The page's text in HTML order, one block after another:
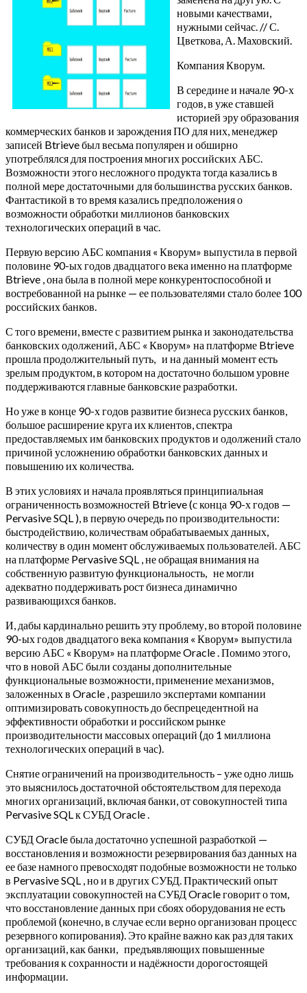
новыми качествами,
нужными сейчас. // С.
Цветкова, А. Маховский.
Компания Кворум.
В середине и начале 90-х
годов, в уже ставшей
историей эру образования
коммерческих банков и зарождения ПО для них, менеджер
записей Btrieve был весьма популярен и обширно
употреблялся для построения многих российских АБС.
Возможности этого несложного продукта тогда казались в
полной мере достаточными для большинства русских банков.
Фантастикой в то время казались предположения о
возможности обработки миллионов банковских
технологических операций в час.
Первую версию АБС компания « Кворум» выпустила в первой
половине 90-ых годов двадцатого века именно на платформе
Btrieve , она была в полной мере конкурентоспособной и
востребованной на рынке — ее пользователями стало более 100
российских банков.
С того времени, вместе с развитием рынка и законодательства
банковских одолжений, АБС « Кворум» на платформе Btrieve
прошла продолжительный путь, и на данный момент есть
зрелым продуктом, в котором на достаточно большом уровне
поддерживаются главные банковские разработки.
Но уже в конце 90-х годов развитие бизнеса русских банков,
большое расширение круга их клиентов, спектра
предоставляемых им банковских продуктов и одолжений стало
причиной усложнению обработки банковских данных и
повышению их количества.
В этих условиях и начала проявляться принципиальная
ограниченность возможностей Btrieve (с конца 90-х годов —
Pervasive SQL ), в первую очередь по производительности:
быстродействию, количествам обрабатываемых данных,
количеству в один момент обслуживаемых пользователей. АБС
на платформе Pervasive SQL , не обращая внимания на
собственную развитую функциональность, не могли
адекватно поддерживать рост бизнеса динамично
развивающихся банков.
И, дабы кардинально решить эту проблему, во второй половине
90-ых годов двадцатого века компания « Кворум» выпустила
версию АБС « Кворум» на платформе Oracle . Помимо этого,
что в новой АБС были созданы дополнительные
функциональные возможности, применение механизмов,
заложенных в Oracle , разрешило экспертами компании
оптимизировать совокупность до беспрецедентной на
эффективности обработки и российском рынке
производительности массовых операций (до 1 миллиона
технологических операций в час).
Снятие ограничений на производительность – уже одно лишь
это выяснилось достаточной обстоятельством для перехода
многих организаций, включая банки, от совокупностей типа
Pervasive SQL к СУБД Oracle .
СУБД Oracle была достаточно успешной разработкой —
восстановления и возможности резервирования баз данных на
ее базе намного превосходят подобные возможности не только
в Pervasive SQL , но и в других СУБД. Практический опыт
эксплуатации совокупностей на СУБД Oracle говорит о том,
что восстановление данных при сбоях оборудования не есть
проблемой (конечно, в случае если верно организован процесс
резервного копирования). Это крайне важно как раз для таких
организаций, как банки, предъявляющих повышенные
требования к сохранности и надёжности дорогостоящей
информации.